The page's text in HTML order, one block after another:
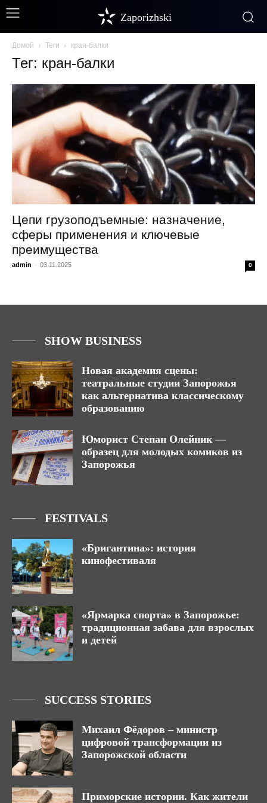
Zaporizhski
Домой Теги кран-балки
Тег: кран-балки
Цепи грузоподъемные: назначение,
сферы применения и ключевые
преимущества
admin - 03.11.2025 0
SHOW BUSINESS
Новая академия сцены:
театральные студии Запорожья
как альтернатива классическому
образованию
Юморист Степан Олейник —
образец для молодых комиков из
Запорожья
FESTIVALS
«Бригантина»: история
кинофестиваля
«Ярмарка спорта» в Запорожье:
традиционная забава для взрослых
и детей
SUCCESS STORIES
Михаил Фёдоров – министр
цифровой трансформации из
Запорожской области
Приморские истории. Как жители